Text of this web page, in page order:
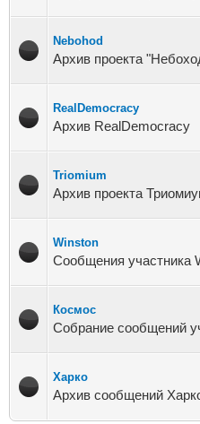
Nebohod
Архив проекта
RealDemocracy
Архив RealDemocracy
Triomium
Архив проекта
Winston
Сообщения участника
Космос
Собрание сообщений
Харко
Архив сообщений